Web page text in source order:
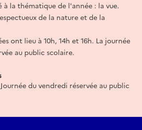
à la thématique de l'année : la vue.
de la nature et de la
ont lieu à 10h, 14h et 16h. La journée
au public scolaire.
du vendredi réservée au public